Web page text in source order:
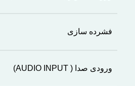
فشرده سازی
ورودی صدا ( AUDIO INPUT)